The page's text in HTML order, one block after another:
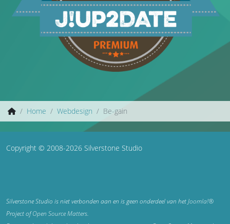
Home Webdesign Be-gain
Copyright © 2008-2026 Silverstone Studio
Silverstone Studio is niet verbonden aan en is geen onderdeel van hetJoomla!®
Project ofOpen Source Matters.